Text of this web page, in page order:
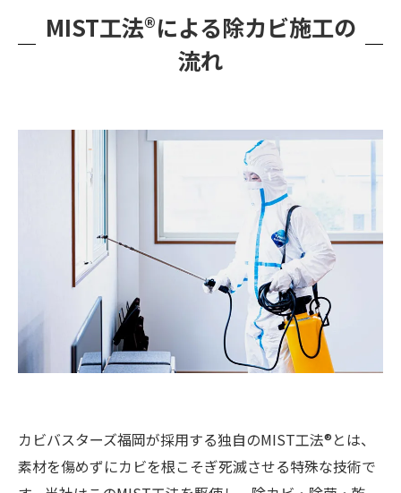
MIST工法®による除カビ施工の
流れ
カビバスターズ福岡が採用する独自のMIST工法®とは、
素材を傷めずにカビを根こそぎ死滅させる特殊な技術で